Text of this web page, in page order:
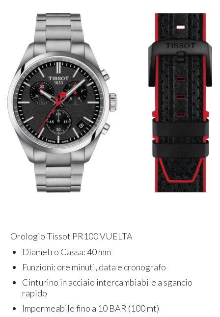
Orologio Tissot PR100 VUELTA
Diametro Cassa: 40 mm
Funzioni: ore minuti, data e cronografo
Cinturino in acciaio intercambiabile a sgancio
rapido
Impermeabile fino a 10 BAR (100 mt)